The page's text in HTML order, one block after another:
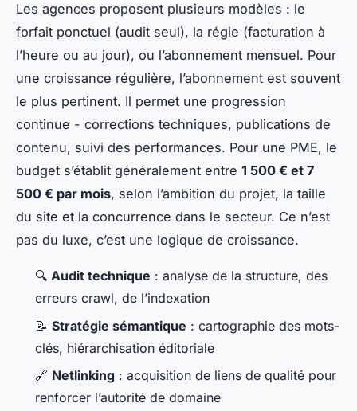
Les agences proposent plusieurs modèles : le
forfait ponctuel (audit seul), la régie (facturation à
l’heure ou au jour), ou l’abonnement mensuel. Pour
une croissance régulière, l’abonnement est souvent
le plus pertinent. Il permet une progression
continue - corrections techniques, publications de
contenu, suivi des performances. Pour une PME, le
budget s’établit généralement entre 1 500 € et 7
500 € par mois, selon l’ambition du projet, la taille
du site et la concurrence dans le secteur. Ce n’est
pas du luxe, c’est une logique de croissance.
🔍 Audit technique : analyse de la structure, des
erreurs crawl, de l’indexation
📝 Stratégie sémantique : cartographie des mots-
clés, hiérarchisation éditoriale
🔗 Netlinking : acquisition de liens de qualité pour
renforcer l’autorité de domaine